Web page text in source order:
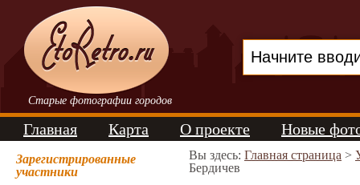
Старые фотографии городов
Главная Карта О проекте Новые
Зарегистрированные
участники
Вы здесь: Главная страница >
Бердичев